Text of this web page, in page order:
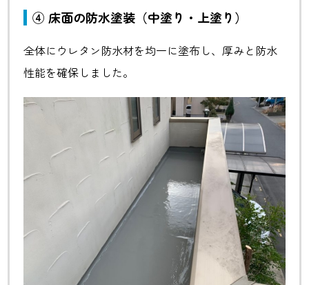
④ 床面の防水塗装（中塗り・上塗り）
全体にウレタン防水材を均一に塗布し、厚みと防水
性能を確保しました。